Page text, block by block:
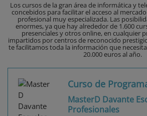
Los cursos de la gran área de informática y
concebidos para facilitar el acceso al
profesional muy especializada. Las
enormes, ya que hay alrededor de 1.600
presenciales y otros online, en cualquier
impartidos por centros de reconocido
te facilitamos toda la información que
20.000 euros al año.
Curso de
MasterD Davante
Profesionales